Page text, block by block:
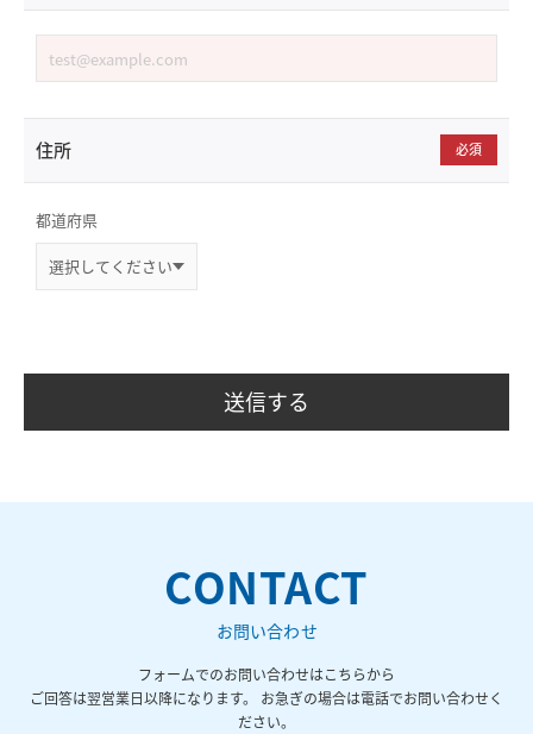
住所 必須
都道府県
CONTACT
お問い合わせ
フォームでのお問い合わせはこちらから
ご回答は翌営業日以降になります。 お急ぎの場合は電話でお問い合わせく
ださい。